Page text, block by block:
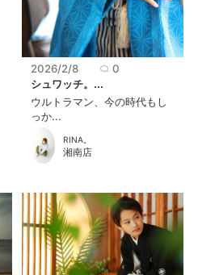
2026/2/8
0
シュワッチ。...
ウルトラマン、今の時代もし
っか...
RINA。
湘南店